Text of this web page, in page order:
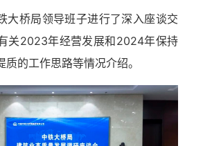
大桥局领导班子进行了深入座谈交
关2023年经营发展和2024年保持
的工作思路等情况介绍。